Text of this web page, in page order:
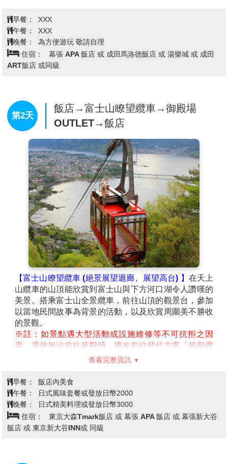
早餐：
XXX
午餐：
XXX
晚餐：
為方便遊玩 敬請自理
住宿：
幕張 APA 飯店 或 成田馬洛德飯店 或 湯樂城 或 成田
ART飯店 或同級
第2天
飯店→富士山瞭望纜車→御殿場
OUTLET→飯店
【富士山瞭望纜車 (絕景展望迴廊、展望高台) 】 在天上
山纜車的山頂能欣賞到富士山與下方河口湖令人讚嘆的
美景。搭乘富士山全景纜車，前往山頂的觀景台，參加
以當地民間故事為背景的活動，以及欣賞周圍美不勝收
的景觀。
※註：如景點遇大型活動或設施維修等不可抗拒之因
素，導致無法前往參觀時，將改前往替代方案「箱根纜
車」搭乘參觀，造成不便，敬請見諒。
之因素，導致原定行程及替代方案都無法如期前往參觀
時，將退還門票及體驗等團體費用(大人700日幣/12歲以
下500日幣)，不便之處，敬請理解。
【御殿場OUTLET】
以北美街景為設計主題的暢貨中心
總面積占地約12萬坪，擁有購物商場、飯店、溫泉設
查看完整資訊
早餐：
飯店內美食
午餐：
日式風味套餐或發放日幣2000
晚餐：
日式精美料理或發放日幣3000
住宿：
東京大森Tmark飯店 或 幕張 APA 飯店 或 幕張新大谷
飯店 或 東京新大谷INN或 同級